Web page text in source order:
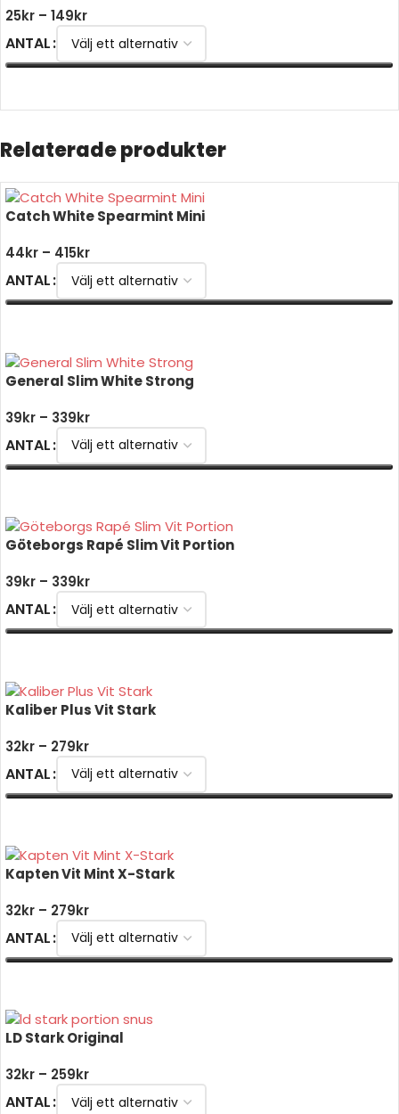
25kr – 149kr
ANTAL
Relaterade produkter
Catch White Spearmint Mini
44kr – 415kr
ANTAL
General Slim White Strong
39kr – 339kr
ANTAL
Göteborgs Rapé Slim Vit Portion
39kr – 339kr
ANTAL
Kaliber Plus Vit Stark
32kr – 279kr
ANTAL
Kapten Vit Mint X-Stark
32kr – 279kr
ANTAL
LD Stark Original
32kr – 259kr
ANTAL